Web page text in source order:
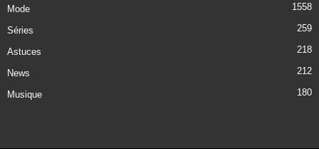
Mode 1558
Séries 259
Astuces 218
News 212
Musique 180